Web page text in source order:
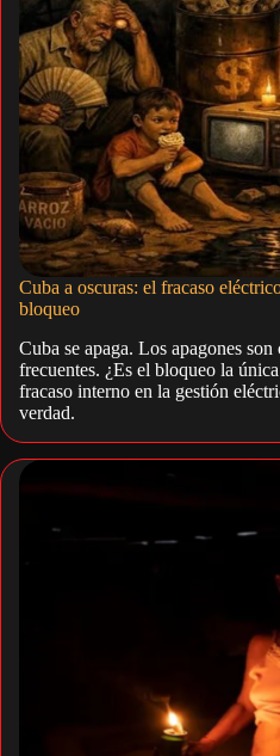
Cuba a oscuras: el fracaso
bloqueo
Cuba se apaga. Los apagones son
frecuentes. ¿Es el bloqueo la
fracaso interno en la gestión
verdad.